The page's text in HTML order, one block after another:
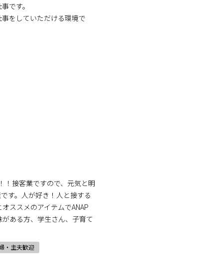
です。
をしていただける環境で
！接客業ですので、元気と明
す。人が好き！人と接する
ススメのアイテムでANAP
ある方、学生さん、子育て
・主夫歓迎